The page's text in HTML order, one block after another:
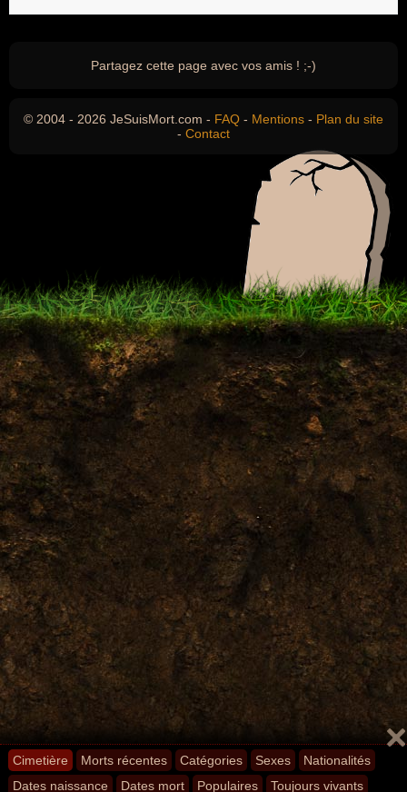
Cimetière Morts récentes Catégories Sexes
Nationalités
Dates naissance
Dates mort Populaires Toujours vivants
Partagez cette page avec vos amis ! ;-)
© 2004 - 2026 JeSuisMort.com - FAQ - Mentions - Plan du site
- Contact